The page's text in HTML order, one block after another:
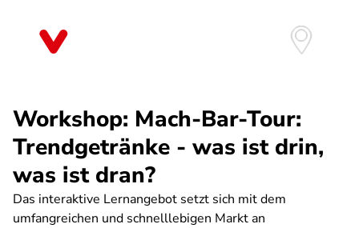
Workshop: Mach-Bar-Tour:
Trendgetränke - was ist drin,
was ist dran?
Das interaktive Lernangebot setzt sich mit dem
umfangreichen und schnelllebigen Markt an